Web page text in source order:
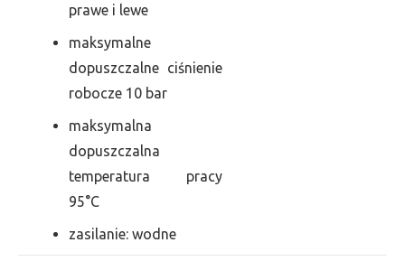
prawe i lewe
maksymalne
dopuszczalne ciśnienie
robocze 10 bar
maksymalna
dopuszczalna
temperatura pracy
95°C
zasilanie: wodne